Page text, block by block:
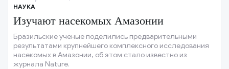
НАУКА
Изучают насекомых Амазонии
Бразильские учёные поделились предварительными
результатами крупнейшего комплексного исследования
насекомых в Амазонии, об этом стало известно из
журнала Nature.